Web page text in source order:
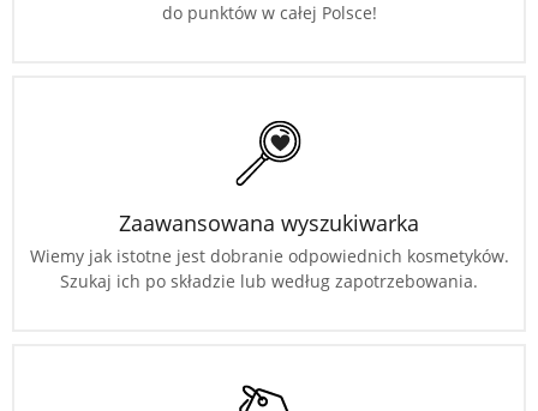
do punktów w całej Polsce!
Zaawansowana wyszukiwarka
Wiemy jak istotne jest dobranie odpowiednich kosmetyków.
Szukaj ich po składzie lub według zapotrzebowania.